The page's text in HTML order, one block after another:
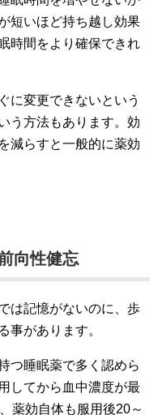
短いほど持ち越し効果
時間をより確保できれ
に変更できないという
う方法もあります。効
減らすと一般的に薬効
向性健忘
は記憶がないのに、歩
事があります。
つ睡眠薬で多く認めら
してから血中濃度が最
薬効自体も服用後20～